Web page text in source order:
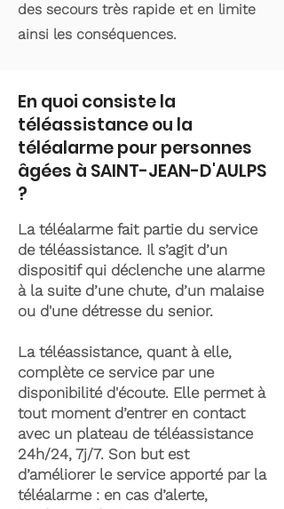
des secours très rapide et en limite
ainsi les conséquences.
En quoi consiste la
téléassistance ou la
téléalarme pour personnes
âgées à SAINT-JEAN-D'AULPS
?
La téléalarme fait partie du service
de téléassistance. Il s’agit d’un
dispositif qui déclenche une alarme
à la suite d’une chute, d’un malaise
ou d'une détresse du senior.
La téléassistance, quant à elle,
complète ce service par une
disponibilité d'écoute. Elle permet à
tout moment d’entrer en contact
avec un plateau de téléassistance
24h/24, 7j/7. Son but est
d’améliorer le service apporté par la
téléalarme : en cas d’alerte,